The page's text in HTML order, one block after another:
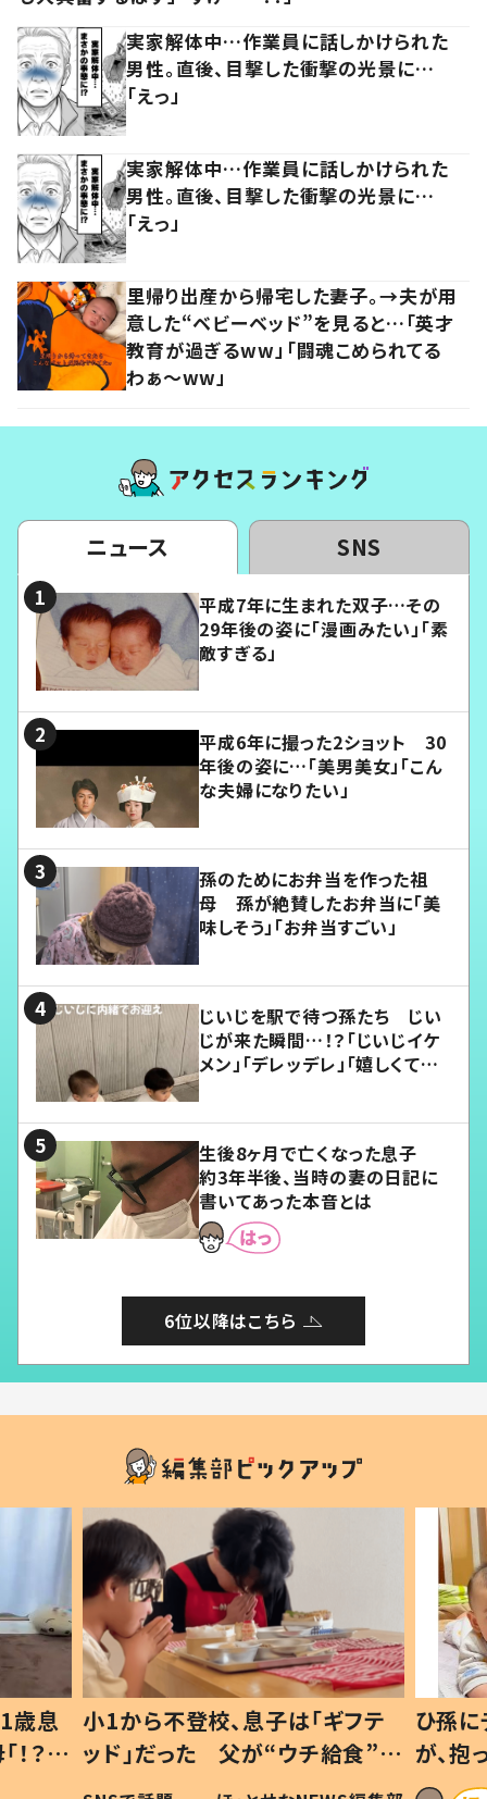
実家解体中…作業員に話しかけられた
男性。直後、目撃した衝撃の光景に…
「えっ」
実家解体中…作業員に話しかけられた
男性。直後、目撃した衝撃の光景に…
「えっ」
里帰り出産から帰宅した妻子。→夫が用
意した“ベビーベッド”を見ると…「英才
教育が過ぎるww」「闘魂こめられてる
わぁ～ww」
ニュース SNS
平成7年に生まれた双子…その
29年後の姿に「漫画みたい」「素
敵すぎる」
平成6年に撮った2ショット 30
年後の姿に…「美男美女」「こん
な夫婦になりたい」
孫のためにお弁当を作った祖
母 孫が絶賛したお弁当に「美
味しそう」「お弁当すごい」
じいじを駅で待つ孫たち じい
じが来た瞬間…！？「じいじイケ
メン」「デレッデレ」「嬉しくて可
生後8ヶ月で亡くなった息子
約3年半後、当時の妻の日記に
書いてあった本音とは
6位以降はこちら
歳息
？」
小1から不登校、息子は「ギフテ
ッド」だった 父が“ウチ給食”を
作り続ける理由とは #令和の親
ひ孫
が、
「涙が